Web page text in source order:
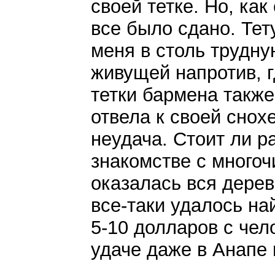
своей тетке. Но,
все было сдано.
меня в столь
живущей напротив,
тетки бармена
отвела к своей
неудача. Стоит ли
знакомстве с
оказалась вся
все-таки удалось
5-10 долларов с
удаче даже в